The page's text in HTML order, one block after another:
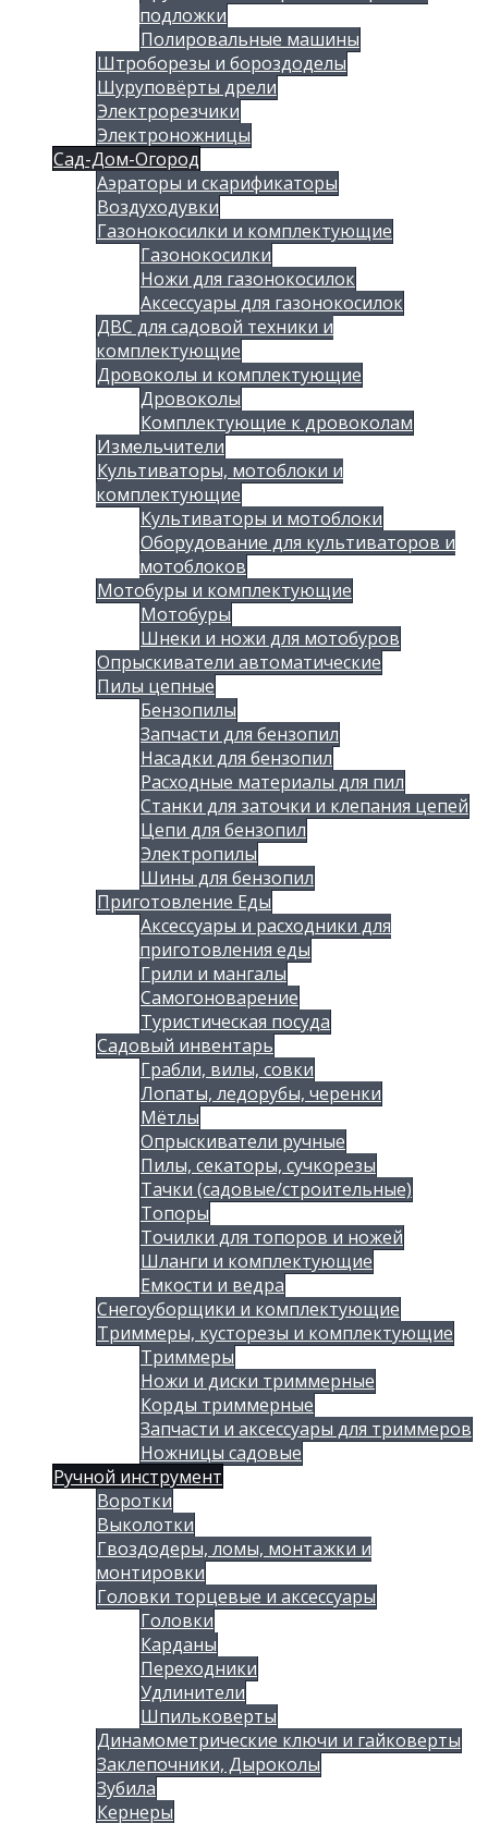
подложки
Полировальные машины
Штроборезы и бороздоделы
Шуруповёрты дрели
Электрорезчики
Электроножницы
Сад-Дом-Огород
Аэраторы и скарификаторы
Воздуходувки
Газонокосилки и комплектующие
Газонокосилки
Ножи для газонокосилок
Аксессуары для газонокосилок
ДВС для садовой техники и
комплектующие
Дровоколы и комплектующие
Дровоколы
Комплектующие к дровоколам
Измельчители
Культиваторы, мотоблоки и
комплектующие
Культиваторы и мотоблоки
Оборудование для культиваторов и
мотоблоков
Мотобуры и комплектующие
Мотобуры
Шнеки и ножи для мотобуров
Опрыскиватели автоматические
Пилы цепные
Бензопилы
Запчасти для бензопил
Насадки для бензопил
Расходные материалы для пил
Станки для заточки и клепания цепей
Цепи для бензопил
Электропилы
Шины для бензопил
Приготовление Еды
Аксессуары и расходники для
приготовления еды
Грили и мангалы
Самогоноварение
Туристическая посуда
Садовый инвентарь
Грабли, вилы, совки
Лопаты, ледорубы, черенки
Мётлы
Опрыскиватели ручные
Пилы, секаторы, сучкорезы
Тачки (садовые/строительные)
Топоры
Точилки для топоров и ножей
Шланги и комплектующие
Емкости и ведра
Снегоуборщики и комплектующие
Триммеры, кусторезы и комплектующие
Триммеры
Ножи и диски триммерные
Корды триммерные
Запчасти и аксессуары для триммеров
Ножницы садовые
Ручной инструмент
Воротки
Выколотки
Гвоздодеры, ломы, монтажки и
монтировки
Головки торцевые и аксессуары
Головки
Карданы
Переходники
Удлинители
Шпильковерты
Динамометрические ключи и гайковерты
Заклепочники, Дыроколы
Зубила
Кернеры